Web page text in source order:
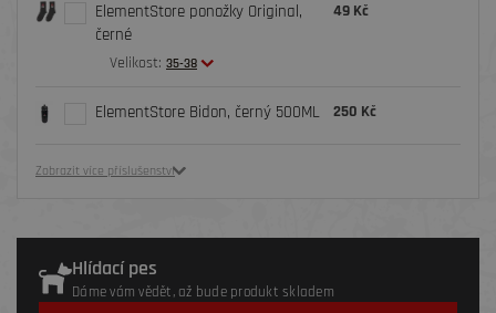
ElementStore ponožky Original,
černé
Velikost: 35-38
49 Kč
ElementStore Bidon, černý 500ML 250 Kč
Zobrazit více příslušenství
Hlídací pes
Dáme vám vědět, až bude produkt skladem